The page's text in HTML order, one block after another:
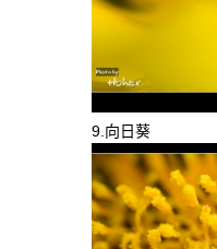
9.向日葵